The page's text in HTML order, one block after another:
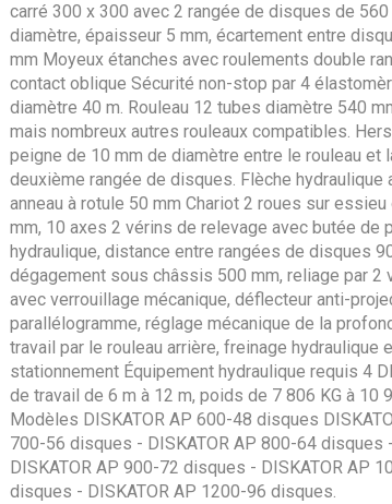
carré 300 x 300 avec 2 rangée de disques de
diamètre, épaisseur 5 mm, écartement entre
mm Moyeux étanches avec roulements double
contact oblique Sécurité non-stop par 4
diamètre 40 m. Rouleau 12 tubes diamètre 540
mais nombreux autres rouleaux compatibles.
peigne de 10 mm de diamètre entre le rouleau et
deuxième rangée de disques. Flèche hydraulique
anneau à rotule 50 mm Chariot 2 roues sur essieu
mm, 10 axes 2 vérins de relevage avec butée de
hydraulique, distance entre rangées de disques
dégagement sous châssis 500 mm, reliage par 2
avec verrouillage mécanique, déflecteur anti-
parallélogramme, réglage mécanique de la
travail par le rouleau arrière, freinage hydraulique
stationnement Équipement hydraulique requis 4
de travail de 6 m à 12 m, poids de 7 806 KG à 10
Modèles DISKATOR AP 600-48 disques
700-56 disques - DISKATOR AP 800-64 disques
DISKATOR AP 900-72 disques - DISKATOR AP
disques - DISKATOR AP 1200-96 disques.